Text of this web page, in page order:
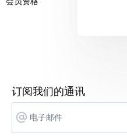
订阅我们的通讯